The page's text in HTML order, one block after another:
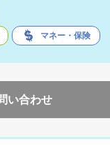
マネー・保険
い合わせ